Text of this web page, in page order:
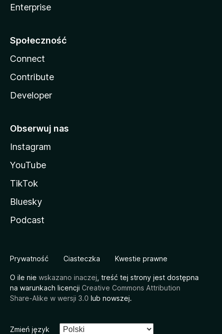
Enterprise
Społeczność
Connect
Contribute
Developer
Obserwuj nas
Instagram
YouTube
TikTok
Bluesky
Podcast
Prywatność Ciasteczka Kwestie prawne
O ile nie wskazano inaczej , treść tej strony jest dostępna
na warunkach licencji Creative Commons Attribution
Share-Alike w wersji 3.0 lub nowszej.
Zmień język